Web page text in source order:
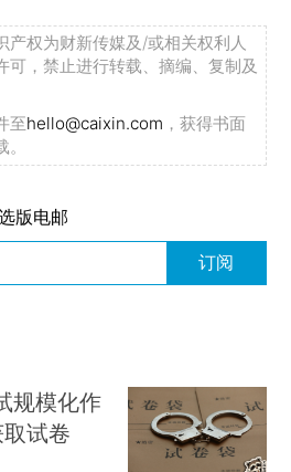
产权为财新传媒及/或相关权利人
可，禁止进行转载、摘编、复制及
至hello@caixin.com ，获得书面
版电邮
订阅
规模化作
试卷